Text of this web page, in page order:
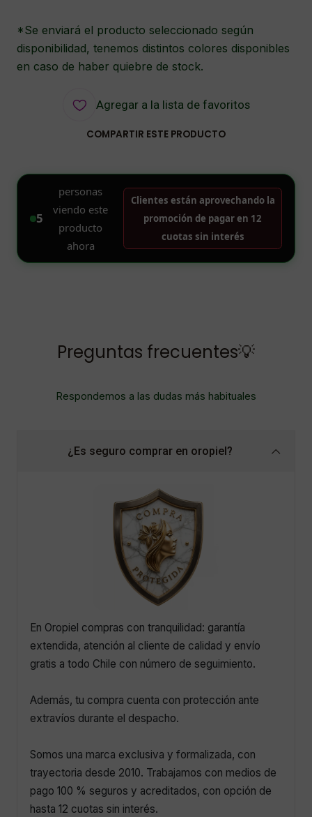
*Se enviará el producto seleccionado según
disponibilidad, tenemos distintos colores disponibles
en caso de haber quiebre de stock.
Agregar a la lista de favoritos
COMPARTIR ESTE PRODUCTO
Preguntas frecuentes💡
Respondemos a las dudas más habituales
¿Es seguro comprar en oropiel?
En Oropiel compras con tranquilidad: garantía
extendida, atención al cliente de calidad y envío
gratis a todo Chile con número de seguimiento.
Además, tu compra cuenta con protección ante
extravíos durante el despacho.
Somos una marca exclusiva y formalizada, con
trayectoria desde 2010. Trabajamos con medios de
pago 100 % seguros y acreditados, con opción de
hasta 12 cuotas sin interés.